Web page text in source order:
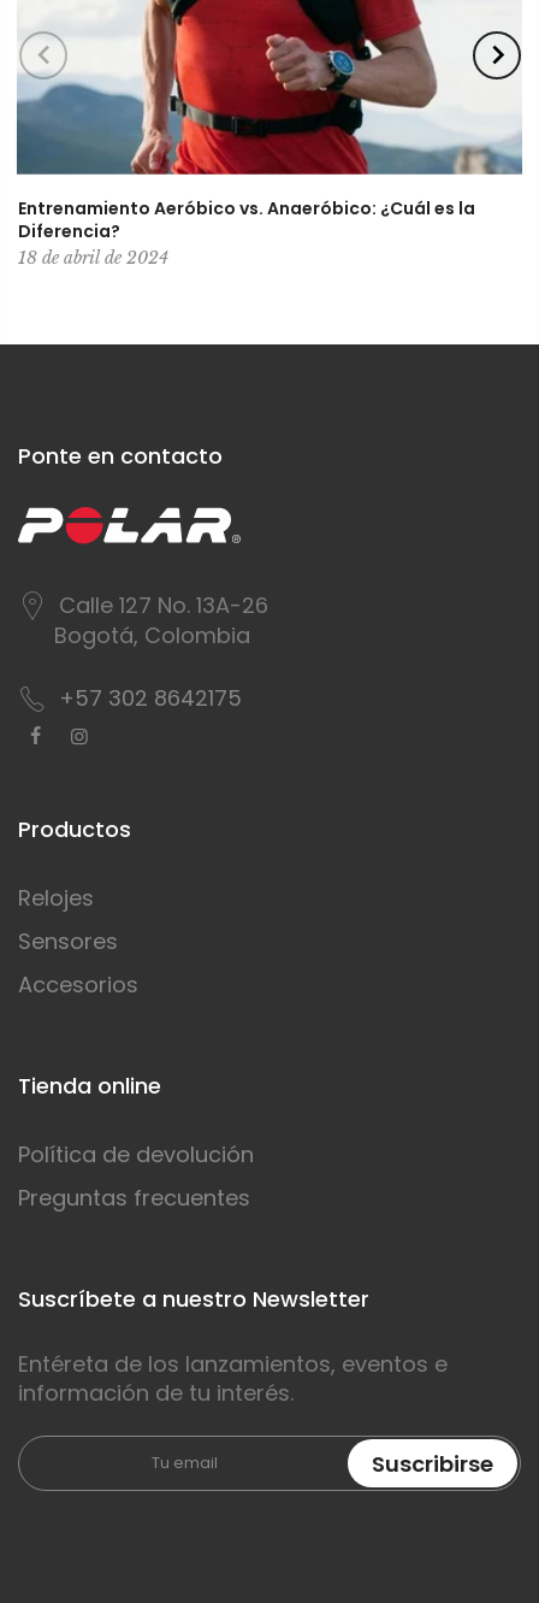
Entrenamiento Aeróbico vs. Anaeróbico: ¿Cuál es la
Diferencia?
18 de abril de 2024
Ponte en contacto
Calle 127 No. 13A-26
Bogotá, Colombia
+57 302 8642175
Productos
Relojes
Sensores
Accesorios
Tienda online
Política de devolución
Preguntas frecuentes
Suscríbete a nuestro Newsletter
Entéreta de los lanzamientos, eventos e
información de tu interés.
Suscribirse